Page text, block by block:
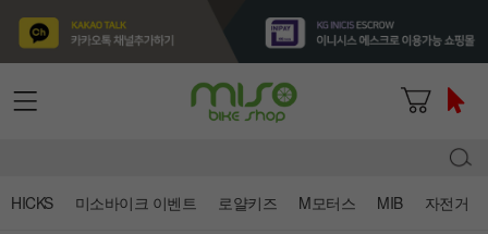
HICKS 미소바이크 이벤트 로얄키즈 M모터스 MIB 자전거